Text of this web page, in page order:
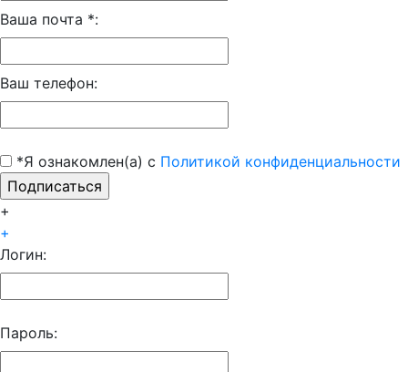
Ваша почта *:
Ваш телефон:
*Я ознакомлен(а) с Политикой конфиденциальности
+
+
Логин:
Пароль: